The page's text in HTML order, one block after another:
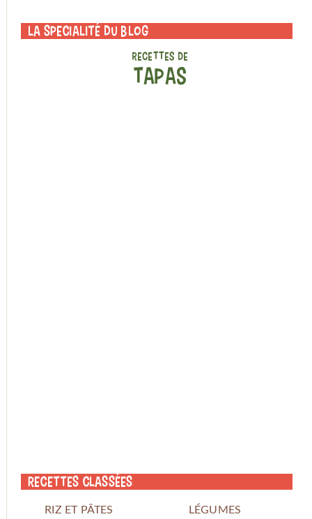
La specialité du blog
RECETTES DE
TAPAS
Recettes classées
RIZ ET PÂTES
LÉGUMES